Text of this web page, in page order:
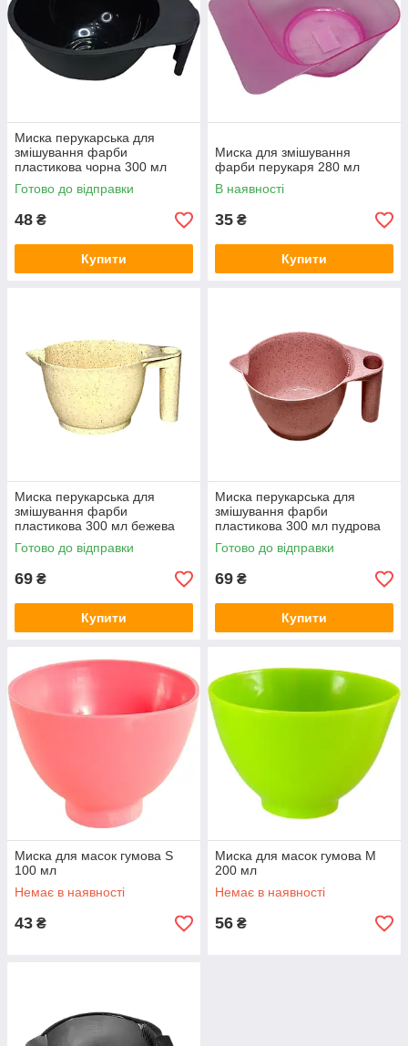
Миска перукарська для
змішування фарби
пластикова чорна 300 мл
Готово до відправки
48 ₴
Купити
Миска для змішування
фарби перукаря 280 мл
В наявності
35 ₴
Купити
Миска перукарська для
змішування фарби
пластикова 300 мл бежева
Готово до відправки
69 ₴
Купити
Миска перукарська для
змішування фарби
пластикова 300 мл пудрова
Готово до відправки
69 ₴
Купити
Миска для масок гумова S
100 мл
Немає в наявності
43 ₴
Миска для масок гумова М
200 мл
Немає в наявності
56 ₴